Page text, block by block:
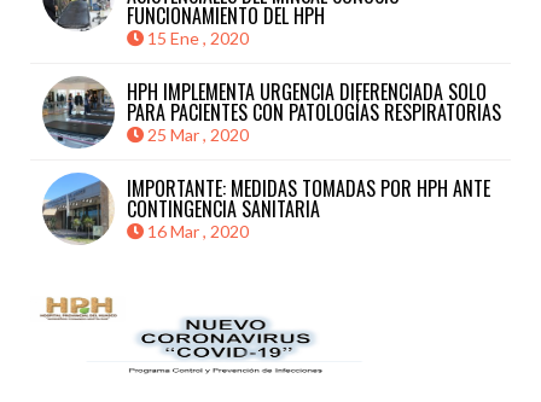
FUNCIONAMIENTO DEL HPH
15 Ene , 2020
HPH IMPLEMENTA URGENCIA DIFERENCIADA SOLO
PARA PACIENTES CON PATOLOGÍAS RESPIRATORIAS
25 Mar , 2020
IMPORTANTE: MEDIDAS TOMADAS POR HPH ANTE
CONTINGENCIA SANITARIA
16 Mar , 2020